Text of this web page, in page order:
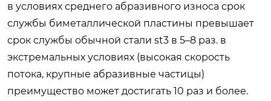
в условиях среднего абразивного износа срок
службы биметаллической пластины превышает
срок службы обычной стали st3 в 5–8 раз. в
экстремальных условиях (высокая скорость
потока, крупные абразивные частицы)
преимущество может достигать 10 раз и более.